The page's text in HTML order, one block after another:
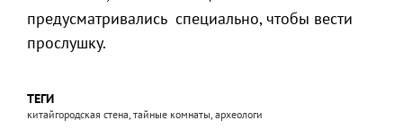
предусматривались специально, чтобы вести
прослушку.
ТЕГИ
китайгородская стена, тайные комнаты, археологи